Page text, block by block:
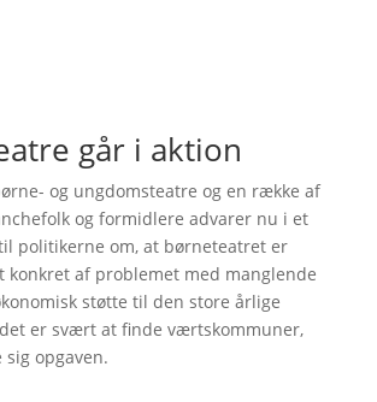
går i aktion
og ungdomsteatre og en række af
og formidlere advarer nu i et
politikerne om, at børneteatret er
konkret af problemet med manglende
støtte til den store årlige
er svært at finde værtskommuner,
opgaven.